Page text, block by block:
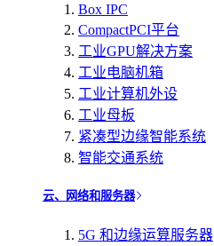
Box IPC
CompactPCI平台
工业GPU解决方案
工业电脑机箱
工业计算机外设
工业母板
紧凑型边缘智能系统
智能交通系统
云、网络和服务器
5G 和边缘运算服务器